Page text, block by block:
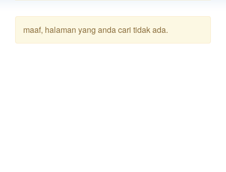
maaf, halaman yang anda cari tidak ada.